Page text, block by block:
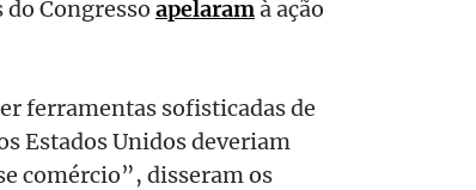
Congresso apelaramà ação
ferramentas sofisticadas de
Estados Unidos deveriam
comércio”, disseram os